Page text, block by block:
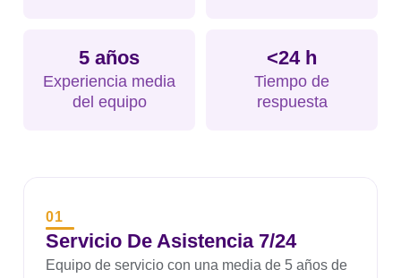
5 años
Experiencia media
del equipo
<24 h
Tiempo de
respuesta
01
Servicio De Asistencia 7/24
Equipo de servicio con una media de 5 años de